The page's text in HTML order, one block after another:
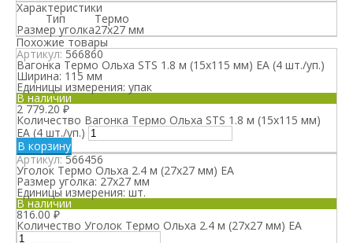
Характеристики
Тип Термо
Размер уголка27х27 мм
Похожие товары
Артикул:566860
Вагонка Термо Ольха STS 1.8 м (15х115 мм) ЕА (4 шт./уп.)
Ширина: 115 мм
Единицы измерения: упак
В наличии
2 779.20₽
Количество Вагонка Термо Ольха STS 1.8 м (15х115 мм)
ЕА (4 шт./уп.)
В корзину
Артикул:566456
Уголок Термо Ольха 2.4 м (27х27 мм) ЕА
Размер уголка: 27х27 мм
Единицы измерения: шт.
В наличии
816.00₽
Количество Уголок Термо Ольха 2.4 м (27х27 мм) ЕА